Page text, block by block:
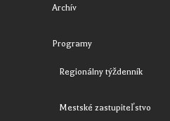
Archív
Programy
Regionálny týždenník
Mestské zastupiteľstvo